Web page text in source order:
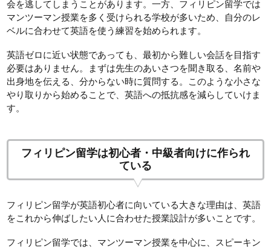
会を逃してしまうことがあります。一方、フィリピン留学では
マンツーマン授業を多く受けられる学校が多いため、自分のレ
ベルに合わせて英語を使う練習を始められます。
英語ゼロに近い状態であっても、最初から難しい会話を目指す
必要はありません。まずは先生のあいさつを聞き取る、名前や
出身地を伝える、分からない時に質問する。このような小さな
やり取りから始めることで、英語への抵抗感を減らしていけま
す。
フィリピン留学は初心者・中級者向けに作られ
ている
フィリピン留学が英語初心者に向いている大きな理由は、英語
をこれから伸ばしたい人に合わせた授業設計が多いことです。
フィリピン留学では、マンツーマン授業を中心に、スピーキン